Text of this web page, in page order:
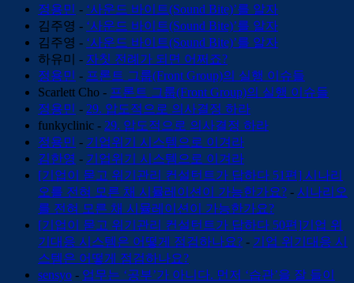
정용민 - ‘사운드 바이트(Sound Bite)’를 알자
김주영 - ‘사운드 바이트(Sound Bite)’를 알자
김주영 - ‘사운드 바이트(Sound Bite)’를 알자
하유미
- 자칫 전례가 되면 어쩌죠?
정용민
- 프론트 그룹(Front Group)의 실행 이슈들
Scarlett Cho - 프론트 그룹(Front Group)의 실행 이슈들
정용민
- 29. 압도적으로 의사결정 하라
funkyclinic - 29. 압도적으로 의사결정 하라
정용민
- 기업위기 시스템으로 이겨라
김한영 - 기업위기 시스템으로 이겨라
[기업이 묻고 위기관리 컨설턴트가 답하다 51편] 시나리
오를 전혀 모른 채 시뮬레이션이 가능한가요? - 시나리오
를 전혀 모른 채 시뮬레이션이 가능한가요?
[기업이 묻고 위기관리 컨설턴트가 답하다 50편]기업 위
기대응 시스템은 어떻게 점검하나요? - 기업 위기대응 시
스템은 어떻게 점검하나요?
sensyo - 업무는 ‘공부’가 아니다. 먼저 ‘습관’을 잘 들이